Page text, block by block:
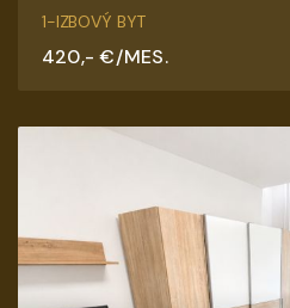
Palárikova, Senica
1-IZBOVÝ BYT
420,- €/MES.